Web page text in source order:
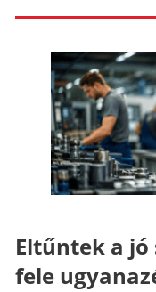
Eltűntek a
fele